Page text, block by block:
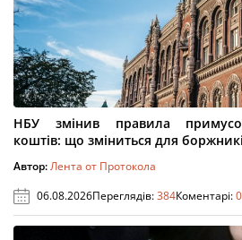
НБУ змінив правила
коштів: що зміниться для
Автор:Лента от Протокола
06.08.2026Переглядів:384Коментарі:0